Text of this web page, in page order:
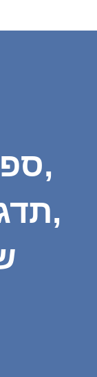
ספר לי ואשכח,
תדגים לי ואזכור,